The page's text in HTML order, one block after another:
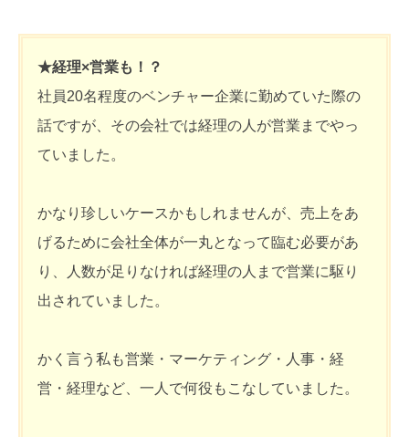
★経理×営業も！？
社員20名程度のベンチャー企業に勤めていた際の
話ですが、その会社では経理の人が営業までやっ
ていました。
かなり珍しいケースかもしれませんが、売上をあ
げるために会社全体が一丸となって臨む必要があ
り、人数が足りなければ経理の人まで営業に駆り
出されていました。
かく言う私も営業・マーケティング・人事・経
営・経理など、一人で何役もこなしていました。